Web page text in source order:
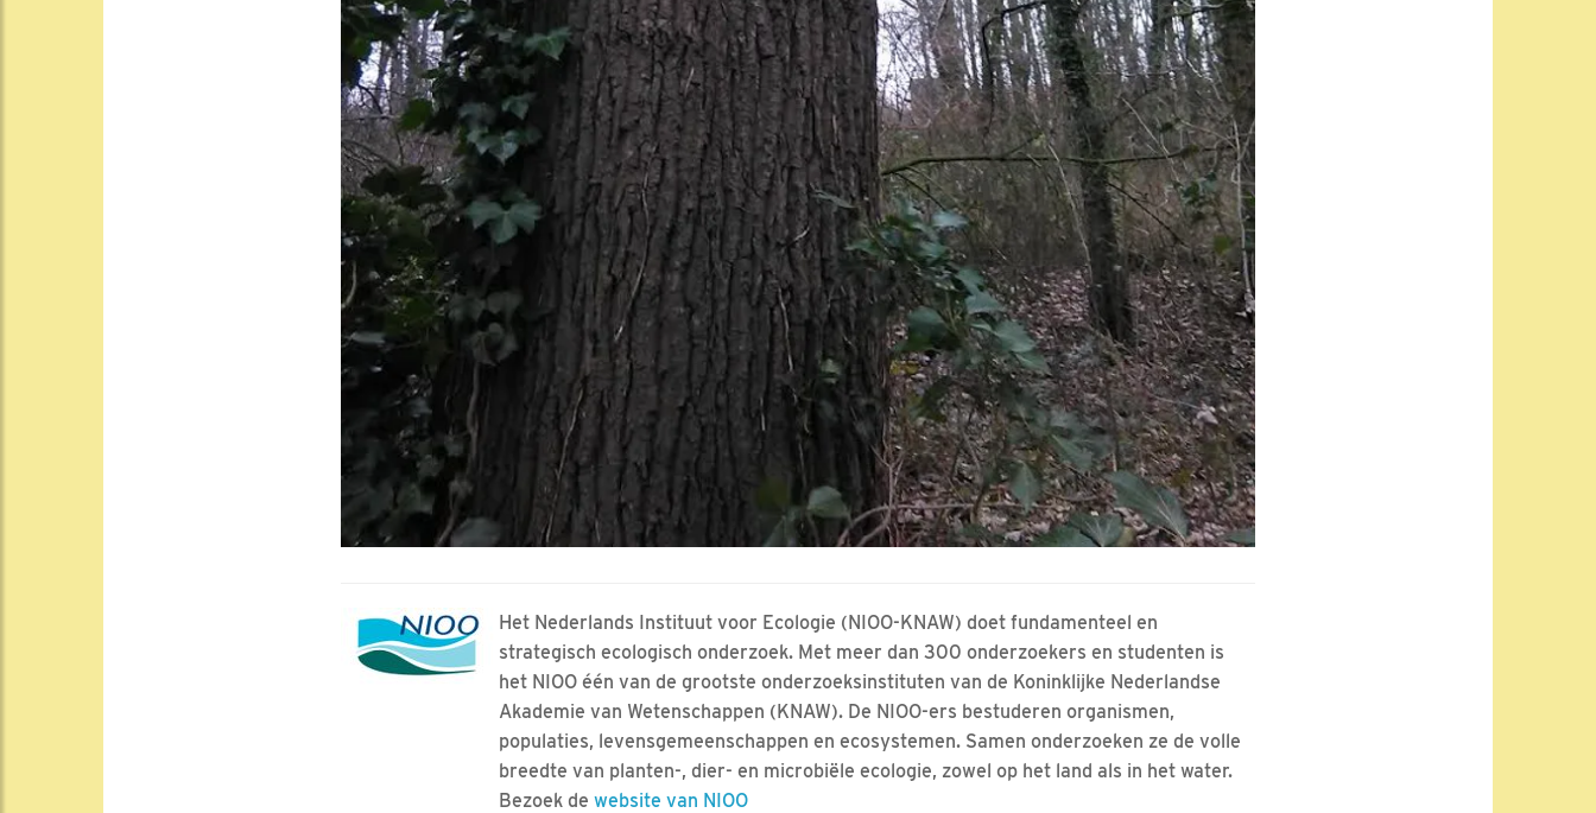
Het Nederlands Instituut voor Ecologie (NIOO-KNAW) doet fundamenteel en
strategisch ecologisch onderzoek. Met meer dan 300 onderzoekers en studenten is
het NIOO één van de grootste onderzoeksinstituten van de Koninklijke Nederlandse
Akademie van Wetenschappen (KNAW). De NIOO-ers bestuderen organismen,
populaties, levensgemeenschappen en ecosystemen. Samen onderzoeken ze de volle
breedte van planten-, dier- en microbiële ecologie, zowel op het land als in het water.
Bezoek dewebsite van NIOO